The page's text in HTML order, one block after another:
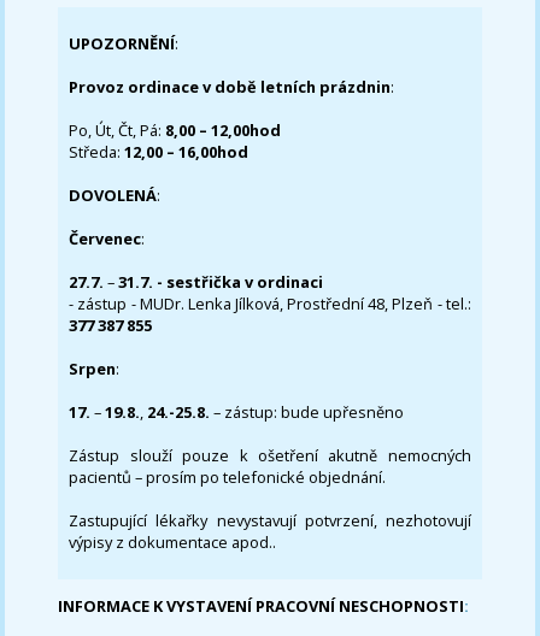
UPOZORNĚNÍ:
Provoz ordinace v době letních prázdnin:
Po, Út, Čt, Pá: 8,00 – 12,00hod
Středa:12,00 – 16,00hod
DOVOLENÁ:
Červenec:
27.7.–31.7. - sestřička v ordinaci
- zástup - MUDr. Lenka Jílková, Prostřední 48, Plzeň - tel.:
377 387 855
Srpen:
17. –19.8., 24.-25.8. – zástup: bude upřesněno
Zástup slouží pouze k ošetření akutně nemocných
pacientů – prosím po telefonické objednání.
Zastupující lékařky nevystavují potvrzení, nezhotovují
výpisy z dokumentace apod..
INFORMACE K VYSTAVENÍ PRACOVNÍ NESCHOPNOSTI: